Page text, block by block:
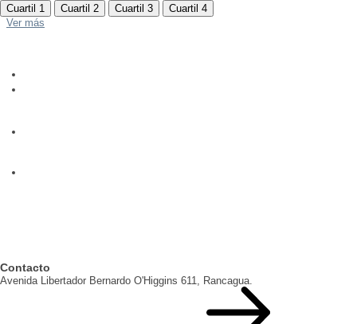
Cuartil 1 Cuartil 2 Cuartil 3
Cuartil 4
Ver más
Contacto
Avenida Libertador Bernardo O'Higgins 611, Rancagua.